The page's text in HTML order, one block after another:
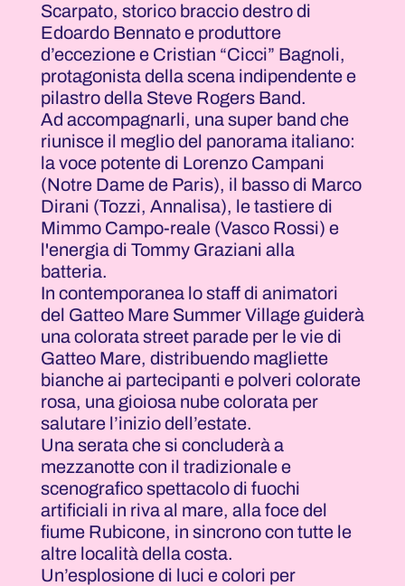
Scarpato, storico braccio destro di
Edoardo Bennato e produttore
d’eccezione e Cristian “Cicci” Bagnoli,
protagonista della scena indipendente e
pilastro della Steve Rogers Band.
Ad accompagnarli, una super band che
riunisce il meglio del panorama italiano:
la voce potente di Lorenzo Campani
(Notre Dame de Paris), il basso di Marco
Dirani (Tozzi, Annalisa), le tastiere di
Mimmo Campo-reale (Vasco Rossi) e
l'energia di Tommy Graziani alla
batteria.
In contemporanea lo staff di animatori
del Gatteo Mare Summer Village guiderà
una colorata street parade per le vie di
Gatteo Mare, distribuendo magliette
bianche ai partecipanti e polveri colorate
rosa, una gioiosa nube colorata per
salutare l’inizio dell’estate.
Una serata che si concluderà a
mezzanotte con il tradizionale e
scenografico spettacolo di fuochi
artificiali in riva al mare, alla foce del
fiume Rubicone, in sincrono con tutte le
altre località della costa.
Un’esplosione di luci e colori per